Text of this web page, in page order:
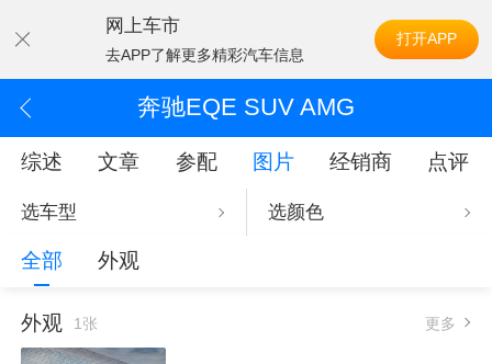
网上车市
去APP了解更多精彩汽车信息
打开APP
奔驰EQE SUV AMG
综述 文章 参配 图片 经销商 点评
选车型 选颜色
全部 外观
外观 1张 更多